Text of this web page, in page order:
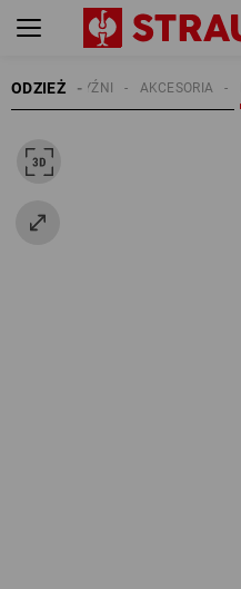
ODZIEŻ AKCESORIA
MĘŻCZYŹNI